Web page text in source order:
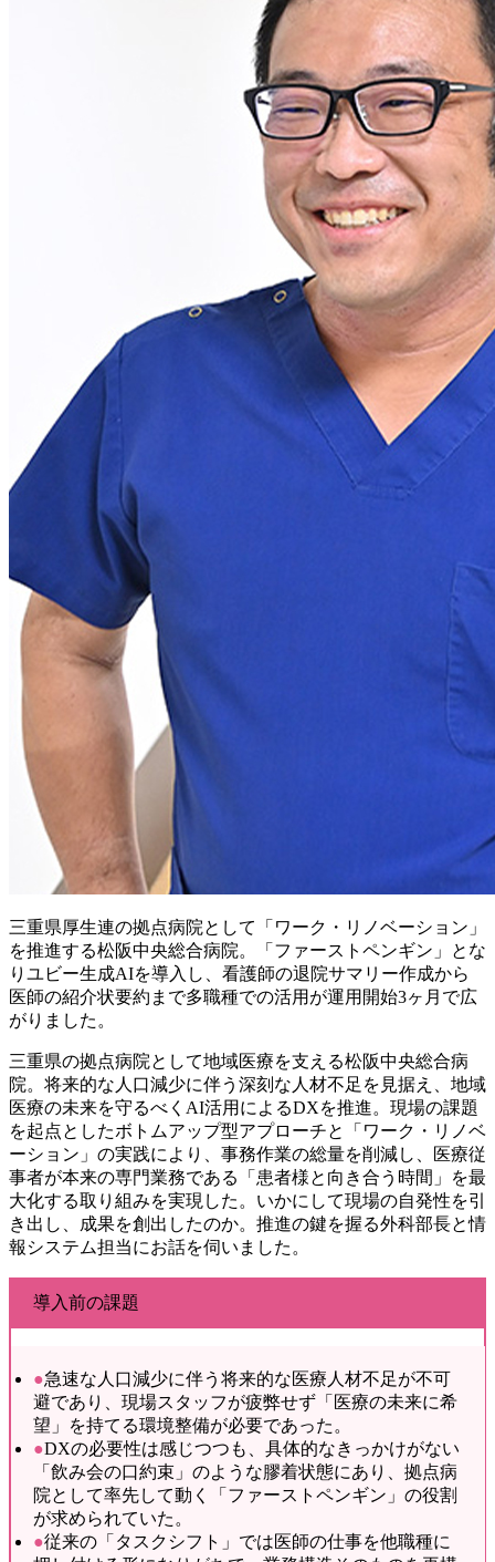
三重県厚生連の拠点病院として「ワーク・リノベーション」
を推進する松阪中央総合病院。「ファーストペンギン」とな
りユビー生成AIを導入し、看護師の退院サマリー作成から
医師の紹介状要約まで多職種での活用が運用開始3ヶ月で広
がりました。
三重県の拠点病院として地域医療を支える松阪中央総合病
院。将来的な人口減少に伴う深刻な人材不足を見据え、地域
医療の未来を守るべくAI活用によるDXを推進。現場の課題
を起点としたボトムアップ型アプローチと「ワーク・リノベ
ーション」の実践により、事務作業の総量を削減し、医療従
事者が本来の専門業務である「患者様と向き合う時間」を最
大化する取り組みを実現した。いかにして現場の自発性を引
き出し、成果を創出したのか。推進の鍵を握る外科部長と情
報システム担当にお話を伺いました。
導入前の課題
●急速な人口減少に伴う将来的な医療人材不足が不可
避であり、現場スタッフが疲弊せず「医療の未来に希
望」を持てる環境整備が必要であった。
●DXの必要性は感じつつも、具体的なきっかけがない
「飲み会の口約束」のような膠着状態にあり、拠点病
院として率先して動く「ファーストペンギン」の役割
が求められていた。
●従来の「タスクシフト」では医師の仕事を他職種に